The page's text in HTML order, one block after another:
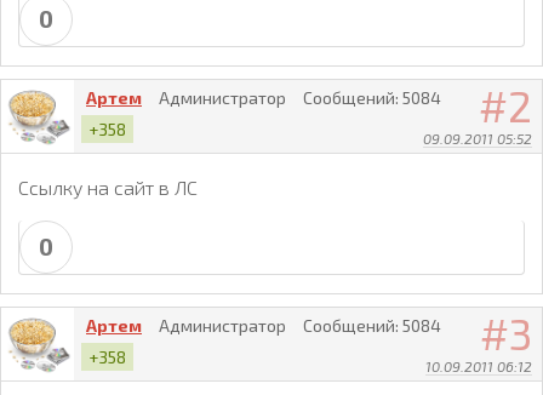
0
2
09.09.2011 05:52
Артем Администратор Сообщений: 5084
+358
Ссылку на сайт в ЛС
0
3
10.09.2011 06:12
Артем Администратор Сообщений: 5084
+358